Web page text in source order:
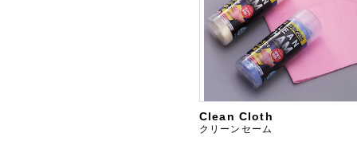
Clean Cloth
クリーンセーム